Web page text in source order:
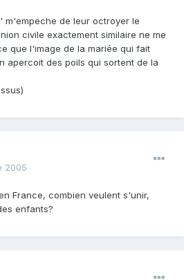
m'empeche de leur octroyer le
civile exactement similaire ne me
que l'image de la mariée qui fait
apercoit des poils qui sortent de la
2005
France, combien veulent s'unir,
enfants?